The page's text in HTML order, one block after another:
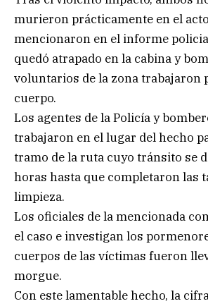
murieron prácticamente en el
mencionaron en el informe
quedó atrapado en la cabina y
voluntarios de la zona trabajaron
cuerpo.
Los agentes de la Policía y
trabajaron en el lugar del hecho
tramo de la ruta cuyo tránsito se
horas hasta que completaron las
limpieza.
Los oficiales de la mencionada
el caso e investigan los
cuerpos de las víctimas fueron
morgue.
Con este lamentable hecho, la